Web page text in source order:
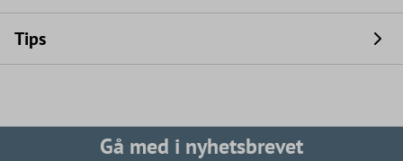
Tips
Gå med i nyhetsbrevet